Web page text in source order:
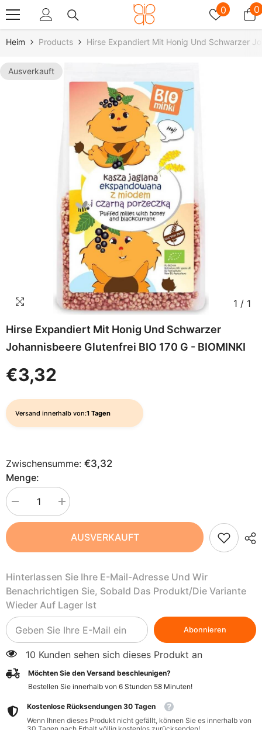
0 00
Heim Products Hirse Expandiert Mit Honig Und Schwarzer
Ausverkauft
1 / 1
Hirse Expandiert Mit Honig Und Schwarzer
Johannisbeere Glutenfrei BIO 170 G - BIOMINKI
€3,32
Versand innerhalb von:1 Tagen
Zwischensumme: €3,32
Menge:
verringern
für
mit
schwarzer
glutenfrei
BIO
170
g
-
Menge
erhöhen
für
Hirse
expandiert
schwarzer
glutenfrei
BIO
170
g
AUSVERKAUFT
Hinterlassen Sie Ihre E-Mail-Adresse Und Wir
Benachrichtigen Sie, Sobald Das Produkt/die Variante
Wieder Auf Lager Ist
Abonnieren
10 Kunden sehen sich dieses Produkt an
Möchten Sie den Versand beschleunigen?
Bestellen Sie innerhalb von 6 Stunden 58 Minuten!
Kostenlose Rücksendungen 30 Tagen
Wenn Ihnen dieses Produkt nicht gefällt, können Sie es innerhalb von